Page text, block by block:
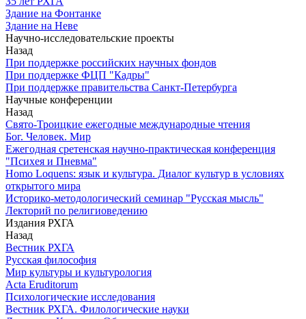
Здание на Фонтанке
Здание на Неве
Научно-исследовательские проекты
Назад
При поддержке российских научных фондов
При поддержке ФЦП "Кадры"
При поддержке правительства Санкт-Петербурга
Научные конференции
Назад
Свято-Троицкие ежегодные международные чтения
Бог. Человек. Мир
Ежегодная сретенская научно-практическая конференция
"Психея и Пневма"
Homo Loquens: язык и культура. Диалог культур в условиях
открытого мира
Историко-методологический семинар "Русская мысль"
Лекторий по религиоведению
Издания РХГА
Назад
Вестник РХГА
Русская философия
Мир культуры и культурология
Acta Eruditorum
Психологические исследования
Вестник РХГА. Филологические науки